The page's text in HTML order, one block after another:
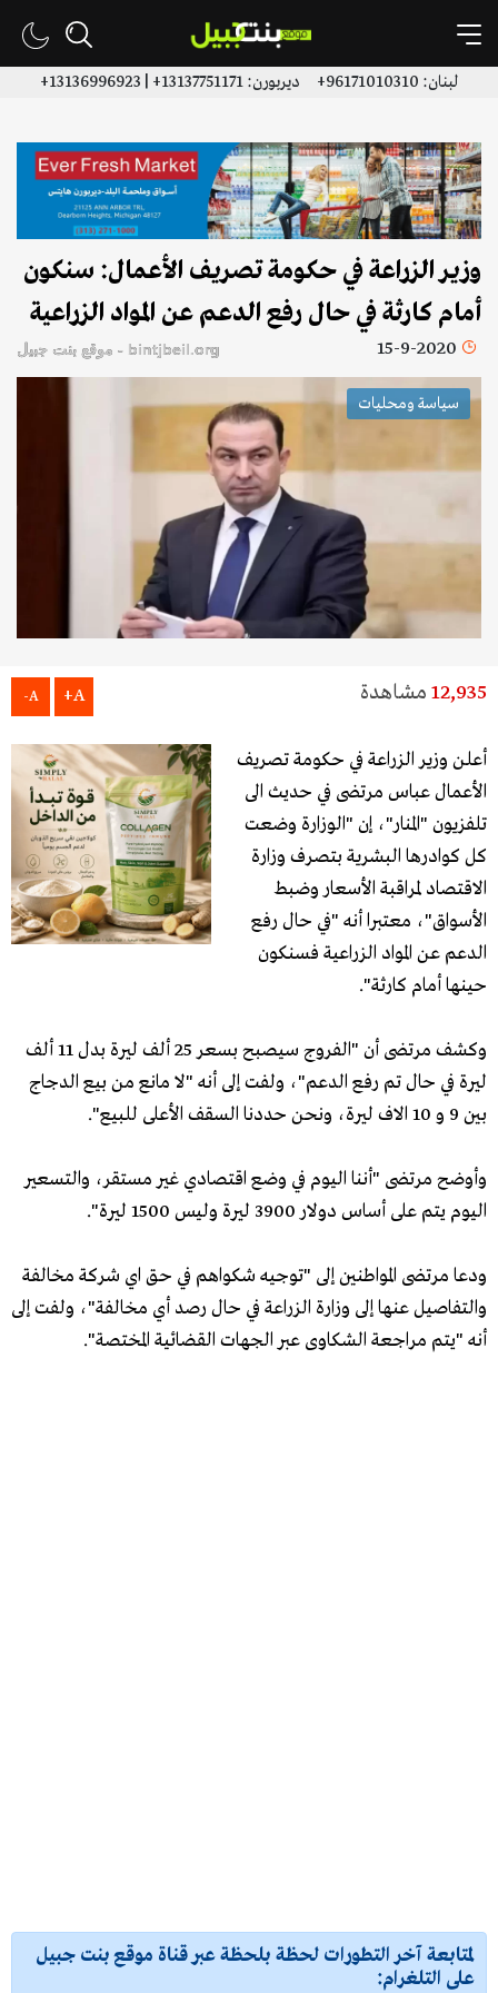
لبنان: 96171010310+ ديربورن: 13137751171+ | 13136996923+
وزير الزراعة في حكومة تصريف الأعمال: سنكون
أمام كارثة في حال رفع الدعم عن المواد الزراعية
15-9-2020 bintjbeil.org - موقع بنت جبيل
سياسة ومحليات
12,935 مشاهدة A+
A-
أعلن وزير الزراعة في حكومة تصريف
الأعمال عباس مرتضى في حديث الى
تلفزيون "المنار"، إن "الوزارة وضعت
كل كوادرها البشرية بتصرف وزارة
الاقتصاد لمراقبة الأسعار وضبط
الأسواق"، معتبرا أنه "في حال رفع
الدعم عن المواد الزراعية فسنكون
حينها أمام كارثة".
وكشف مرتضى أن "الفروج سيصبح بسعر 25 ألف ليرة بدل 11 ألف
ليرة في حال تم رفع الدعم"، ولفت إلى أنه "لا مانع من بيع الدجاج
بين 9 و 10 الاف ليرة، ونحن حددنا السقف الأعلى للبيع".
وأوضح مرتضى "أننا اليوم في وضع اقتصادي غير مستقر، والتسعير
اليوم يتم على أساس دولار 3900 ليرة وليس 1500 ليرة".
ودعا مرتضى المواطنين إلى "توجيه شكواهم في حق اي شركة مخالفة
والتفاصيل عنها إلى وزارة الزراعة في حال رصد أي مخالفة"، ولفت إلى
أنه "يتم مراجعة الشكاوى عبر الجهات القضائية المختصة".
لمتابعة آخر التطورات لحظة بلحظة عبر قناة موقع بنت جبيل
على التلغرام: